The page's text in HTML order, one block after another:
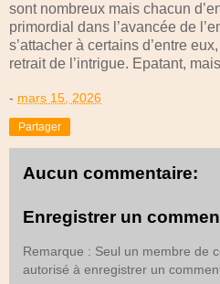
sont nombreux mais chacun
primordial dans l’avancée de
s’attacher à certains d’entre
retrait de l’intrigue. Epatant,
- mars 15, 2026
Partager
Aucun commentaire:
Enregistrer un
Remarque : Seul un membre de
autorisé à enregistrer un